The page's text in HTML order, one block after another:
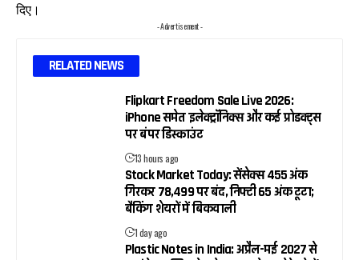
दिए।
- Advertisement -
RELATED NEWS
Flipkart Freedom Sale Live 2026:
iPhone समेत इलेक्ट्रॉनिक्स और कई प्रोडक्ट्स
पर बंपर डिस्काउंट
13 hours ago
Stock Market Today: सेंसेक्स 455 अंक
गिरकर 78,499 पर बंद, निफ्टी 65 अंक टूटा;
बैंकिंग शेयरों में बिकवाली
1 day ago
Plastic Notes in India: अप्रैल-मई 2027 से